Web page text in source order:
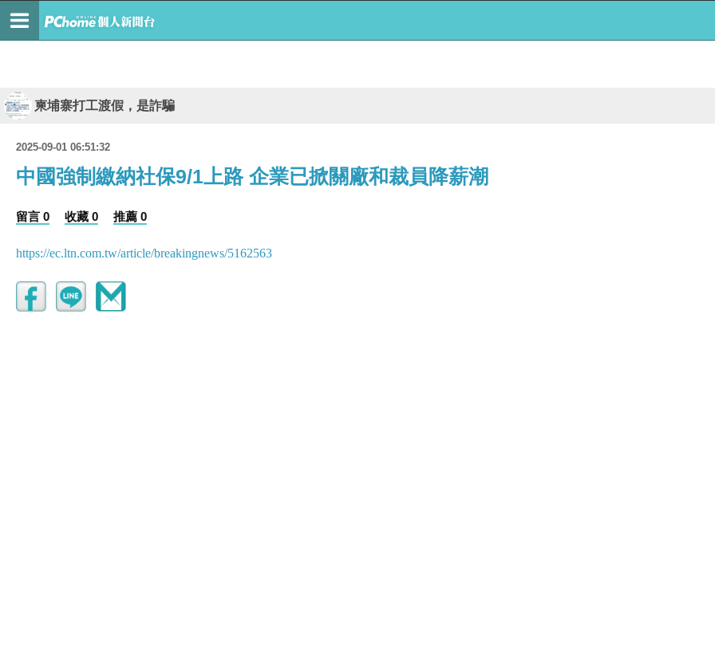
柬埔寨打工渡假，是詐騙
2025-09-01 06:51:32
中國強制繳納社保9/1上路 企業已掀關廠和裁員降薪潮
留言 0 收藏 0 推薦 0
https://ec.ltn.com.tw/article/breakingnews/5162563